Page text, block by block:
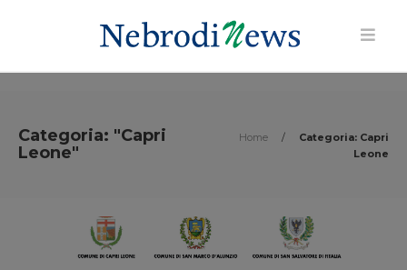
Categoria: "Capri
Leone"
Home /
Categoria: Capri
Leone